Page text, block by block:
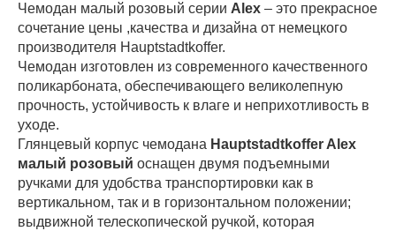
Чемодан малый розовый серии Alex – это прекрасное
сочетание цены ,качества и дизайна от немецкого
производителя Hauptstadtkoffer.
Чемодан изготовлен из современного качественного
поликарбоната, обеспечивающего великолепную
прочность, устойчивость к влаге и неприхотливость в
уходе.
Глянцевый корпус чемодана Hauptstadtkoffer Alex
малый розовый оснащен двумя подъемными
ручками для удобства транспортировки как в
вертикальном, так и в горизонтальном положении;
выдвижной телескопической ручкой, которая